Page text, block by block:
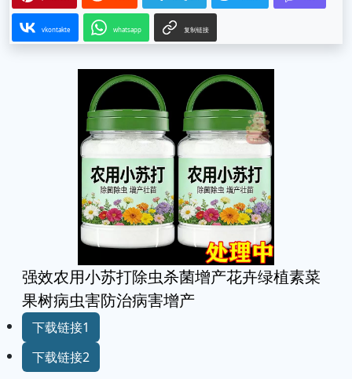
vkontakte whatsapp 复制链接
强效农用小苏打除虫杀菌增产花卉绿植素菜
果树病虫害防治病害增产
下载链接1
下载链接2